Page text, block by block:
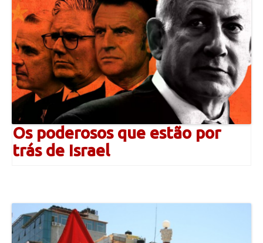
Os poderosos que estão por
trás de Israel